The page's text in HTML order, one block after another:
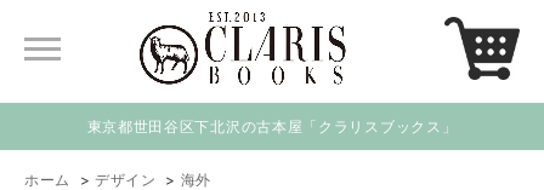
東京都世田谷区下北沢の古本屋「クラリスブックス」
ホーム > デザイン > 海外